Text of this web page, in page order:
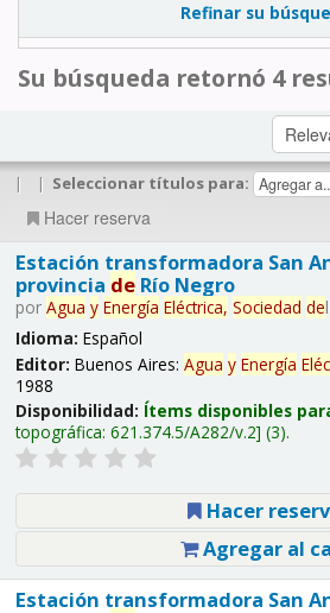
Refinar su
Su búsqueda retornó 4
| | Seleccionar títulos para:
Hacer reserva
Estación transformadora San
provincia deRío Negro
por Agua y Energía Eléctrica, Sociedad del
Idioma: Español
Editor: Buenos Aires: Agua y Energía
1988
Disponibilidad: Ítems disponibles
topográfica: 621.374.5/A282/v.2 (3).
Hacer
Agregar al
Estación transformadora San